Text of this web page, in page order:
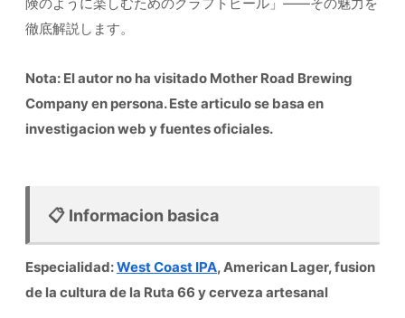
徹底解説します。
Nota: El autor no ha visitado Mother Road Brewing
Company en persona. Este articulo se basa en
investigacion web y fuentes oficiales.
📋 Informacion basica
Especialidad:West Coast IPA, American Lager, fusion
de la cultura de la Ruta 66 y cerveza artesanal